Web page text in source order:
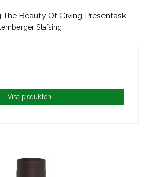
Beauty Of Giving Presentask
Lernberger Stafsing
Visa produkten